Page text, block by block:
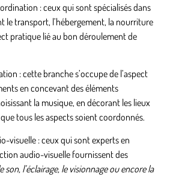
: ceux qui sont spécialisés dans
le transport, l’hébergement, la nourriture
pratique lié au bon déroulement de
: cette branche s’occupe de l’aspect
en concevant des éléments
la musique, en décorant les lieux
tous les aspects soient coordonnés.
visuelle: ceux qui sont experts en
audio-visuelle fournissent des
son, l’éclairage, le visionnage ou encore la